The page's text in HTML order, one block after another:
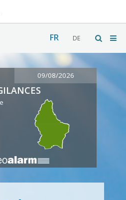
FR DE
09/08/2026